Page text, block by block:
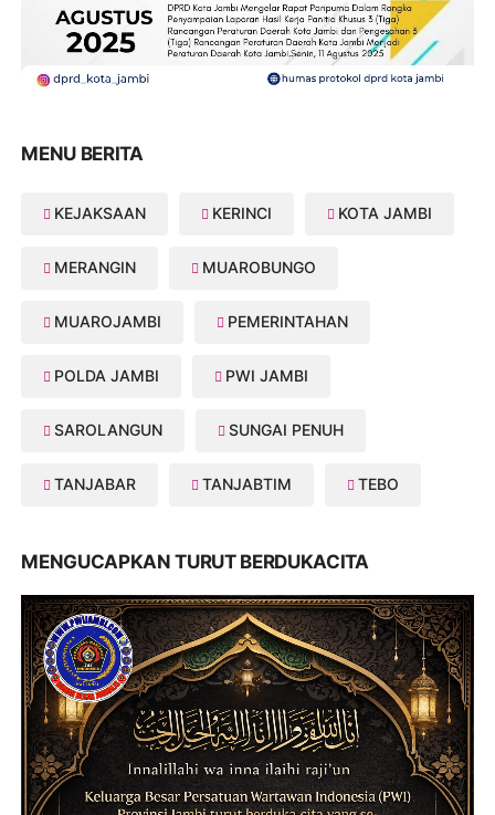
MENU BERITA
KEJAKSAAN KERINCI KOTA JAMBI
MERANGIN MUAROBUNGO
MUAROJAMBI PEMERINTAHAN
POLDA JAMBI PWI JAMBI
SAROLANGUN SUNGAI PENUH
TANJABAR TANJABTIM TEBO
MENGUCAPKAN TURUT BERDUKACITA